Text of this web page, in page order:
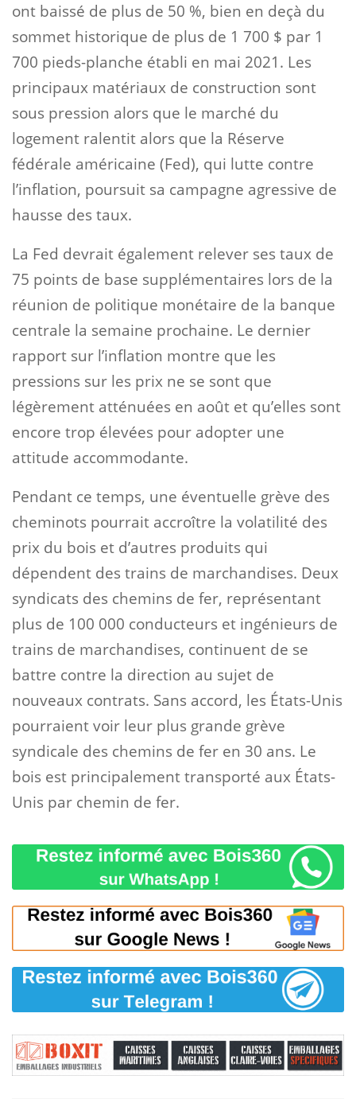
ont baissé de plus de 50 %, bien en deçà du
sommet historique de plus de 1 700 $ par 1
700 pieds-planche établi en mai 2021. Les
principaux matériaux de construction sont
sous pression alors que le marché du
logement ralentit alors que la Réserve
fédérale américaine (Fed), qui lutte contre
l’inflation, poursuit sa campagne agressive de
hausse des taux.
La Fed devrait également relever ses taux de
75 points de base supplémentaires lors de la
réunion de politique monétaire de la banque
centrale la semaine prochaine. Le dernier
rapport sur l’inflation montre que les
pressions sur les prix ne se sont que
légèrement atténuées en août et qu’elles sont
encore trop élevées pour adopter une
attitude accommodante.
Pendant ce temps, une éventuelle grève des
cheminots pourrait accroître la volatilité des
prix du bois et d’autres produits qui
dépendent des trains de marchandises. Deux
syndicats des chemins de fer, représentant
plus de 100 000 conducteurs et ingénieurs de
trains de marchandises, continuent de se
battre contre la direction au sujet de
nouveaux contrats. Sans accord, les États-Unis
pourraient voir leur plus grande grève
syndicale des chemins de fer en 30 ans. Le
bois est principalement transporté aux États-
Unis par chemin de fer.